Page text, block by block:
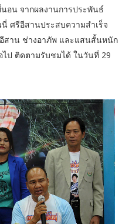
อน จากผลงานการประพันธ์
ศรีอีสานประสบความสำเร็จ
สาน ช่างอาภัพ และแสนสั้นหนัก
ไป ติดตามรับชมได้ ในวันที่ 29